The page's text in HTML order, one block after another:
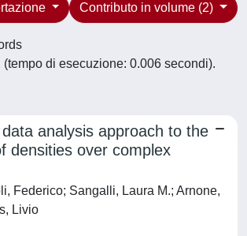
Contributo in volume (2)
(tempo di esecuzione: 0.006 secondi).
analysis approach to the
densities over complex
Federico; Sangalli, Laura M.; Arnone,
Livio